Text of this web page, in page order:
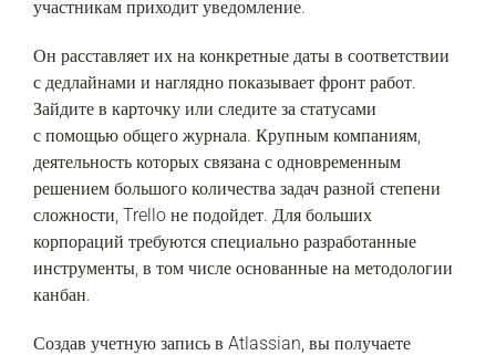
участникам приходит уведомление.
Он расставляет их на конкретные даты в соответствии
с дедлайнами и наглядно показывает фронт работ.
Зайдите в карточку или следите за статусами
с помощью общего журнала. Крупным компаниям,
деятельность которых связана с одновременным
решением большого количества задач разной степени
сложности, Trello не подойдет. Для больших
корпораций требуются специально разработанные
инструменты, в том числе основанные на методологии
канбан.
Создав учетную запись в Atlassian, вы получаете